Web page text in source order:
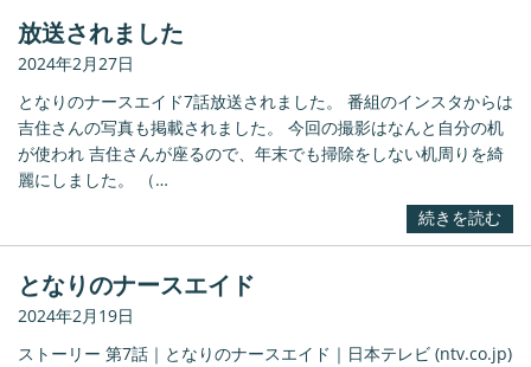
放送されました
2024年2月27日
となりのナースエイド7話放送されました。 番組のインスタからは
吉住さんの写真も掲載されました。 今回の撮影はなんと自分の机
が使われ 吉住さんが座るので、年末でも掃除をしない机周りを綺
麗にしました。 （…
続きを読む
となりのナースエイド
2024年2月19日
ストーリー 第7話｜となりのナースエイド｜日本テレビ (ntv.co.jp)